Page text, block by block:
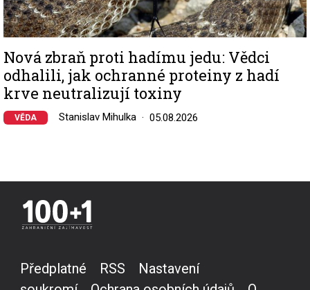
Nová zbraň proti hadímu jedu: Vědci
odhalili, jak ochranné proteiny z hadí
krve neutralizují toxiny
VĚDA Stanislav Mihulka 05.08.2026
Předplatné RSS
Nastavení